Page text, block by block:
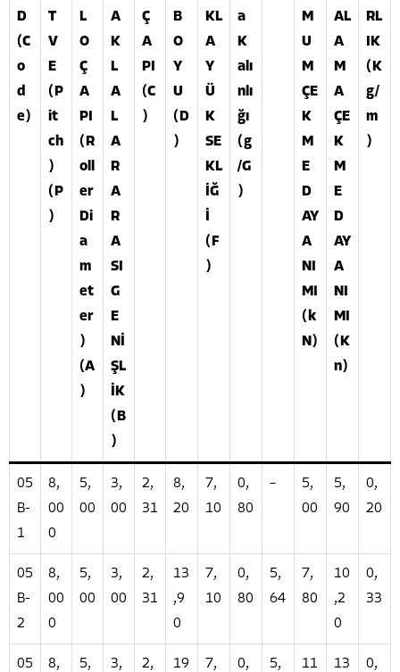
D
(C
o
d
e)
T
V
E
(P
it
ch
)
(P
)
L
O
Ç
A
PI
(R
oll
er
Di
a
m
et
er
)
(A
)
A
K
L
A
L
A
R
A
R
A
SI
G
E
Nİ
ŞL
İK
(B
)
Ç
A
PI
(C
)
B
O
Y
U
(D
)
KL
A
Y
Ü
K
SE
KL
İĞ
(F
)
a
K
alı
nlı
ğı
(g
/G
)
M
U
M
ÇE
K
M
E
D
AY
A
NI
MI
(k
N)
AL
A
M
A
ÇE
K
M
E
D
AY
A
NI
MI
(K
n)
RL
IK
(K
g/
m
)
05
B-
1
8,
00
0
5,
00
3,
00
2,
31
8,
20
7,
10
0,
80
–
5,
00
5,
90
0,
20
05
B-
2
8,
00
0
5,
00
3,
00
2,
31
13
,9
0
7,
10
0,
80
5,
64
7,
80
10
,2
0
0,
33
05
8,
5,
3,
2,
19
7,
0,
5,
11
13
0,